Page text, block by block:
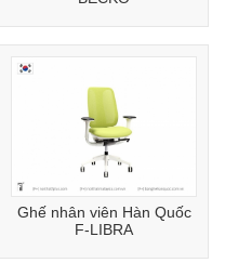
Ghế nhân viên Hàn Quốc
F-LIBRA